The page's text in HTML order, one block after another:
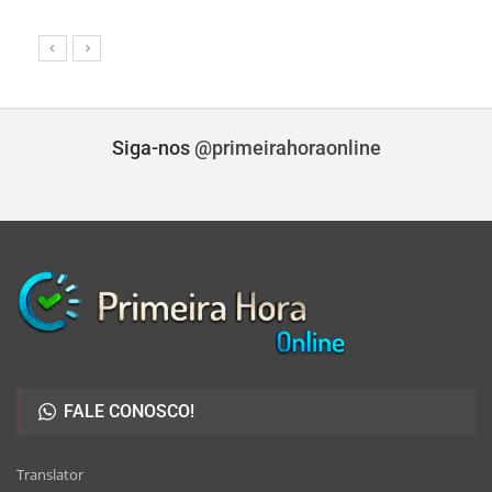
Siga-nos @primeirahoraonline
FALE CONOSCO!
Translator